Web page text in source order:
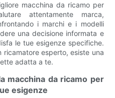
macchina da ricamo per
attentamente marca,
i marchi e i modelli
una decisione informata e
le tue esigenze specifiche.
ricamatore esperto, esiste una
adatta a te.
macchina da ricamo per
esigenze